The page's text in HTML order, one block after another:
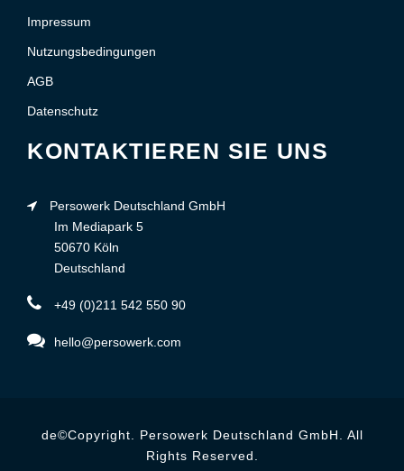
Impressum
Nutzungsbedingungen
AGB
Datenschutz
KONTAKTIEREN SIE UNS
Persowerk Deutschland GmbH
Im Mediapark 5
50670 Köln
Deutschland
+49 (0)211 542 550 90
hello@persowerk.com
de©Copyright. Persowerk Deutschland GmbH. All
Rights Reserved.